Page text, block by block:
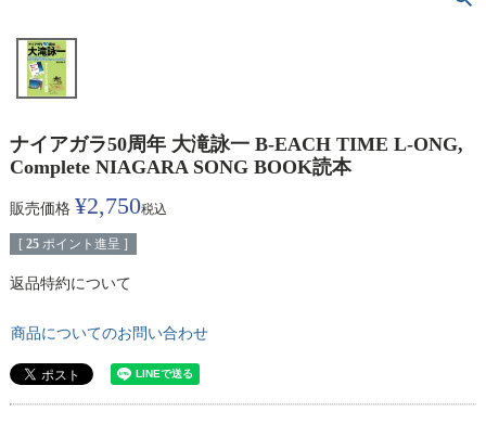
ナイアガラ50周年 大滝詠一 B-EACH TIME L-ONG,
Complete NIAGARA SONG BOOK読本
販売価格 ¥2,750税込
[ 25 ポイント進呈 ]
返品特約について
商品についてのお問い合わせ